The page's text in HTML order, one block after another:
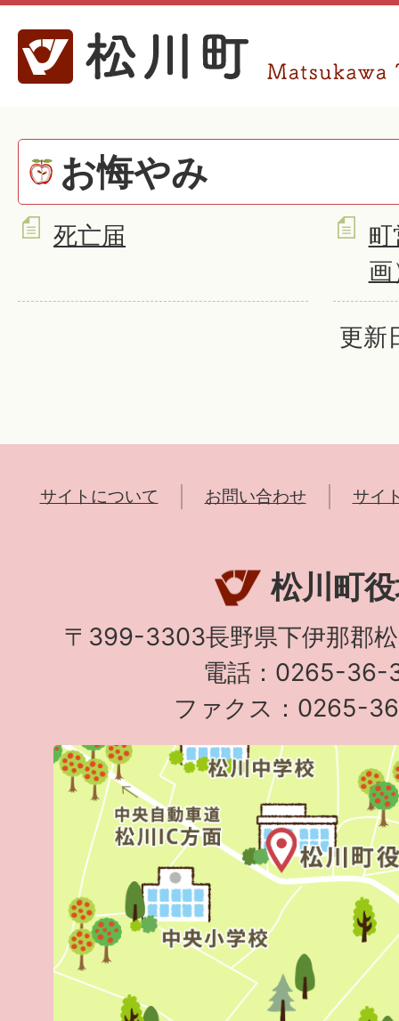
お悔やみ
死亡届
更新
サイトについて お問い合わせ サイ
松川町
〒399-3303長野県下伊那郡
電話：0265-36-
ファクス：0265-